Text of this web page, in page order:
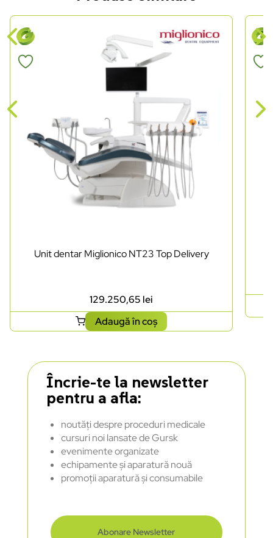
Unit dentar Miglionico NT23 Top Delivery
129.250,65 lei
Adaugă în coș
Încrie-te la newsletter
pentru a afla:
noutăți despre proceduri medicale
cursuri noi lansate de Gursk
evenimente organizate
echipamente și aparatură nouă
promoții aparatură și consumabile
Abonare Newsletter